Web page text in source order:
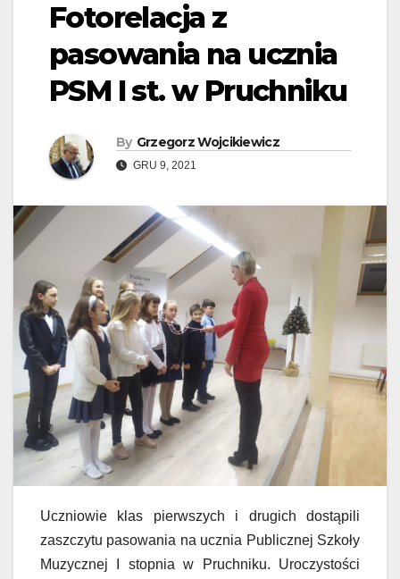
Fotorelacja z
pasowania na ucznia
PSM I st. w Pruchniku
By Grzegorz Wojcikiewicz
GRU 9, 2021
Uczniowie klas pierwszych i drugich dostąpili
zaszczytu pasowania na ucznia Publicznej Szkoły
Muzycznej I stopnia w Pruchniku. Uroczystości